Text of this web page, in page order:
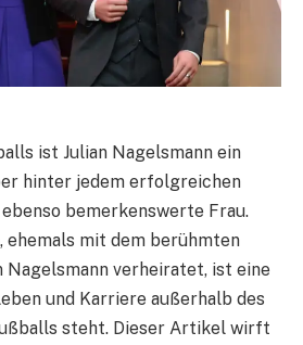
ist Julian Nagelsmann ein
hinter jedem erfolgreichen
bemerkenswerte Frau.
ehemals mit dem berühmten
Nagelsmann verheiratet, ist eine
und Karriere außerhalb des
steht. Dieser Artikel wirft